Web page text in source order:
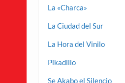
La «Charca»
La Ciudad del Sur
La Hora del Vinilo
Pikadillo
Se Akabo el Silencio